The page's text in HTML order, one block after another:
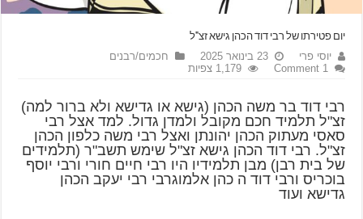
יום פטירתו של רבי דוד הכהן גישא זצ"ל
יוסי פרי 23 בינואר 2025
חכמים/רבנים
1 Comment
1,179 צפיות
רבי דוד בר משה הכהן (גישא או גדישא ולא ברור למה)
זצ"ל תלמיד חכם מקובל ולמדן גדול. למד אצל רבי
סאסי מעתוק הכהן יהונתן ואצל רבי משה כלפון הכהן
זצ"ל. רבי דוד הכהן גישא זצ"ל שימש תשב"ר (תלמידים
של בית רבן) מבן תלמידיו היו רבי חיים חורי ורבי יוסף
בוכריס ורבי דוד ה כהן אלמוגרבי רבי יעקב הכהן
גדישא ועוד